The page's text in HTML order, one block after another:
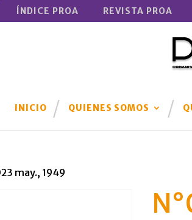
ÍNDICE PROA REVISTA PROA
INICIO QUIENES SOMOS
may., 1949